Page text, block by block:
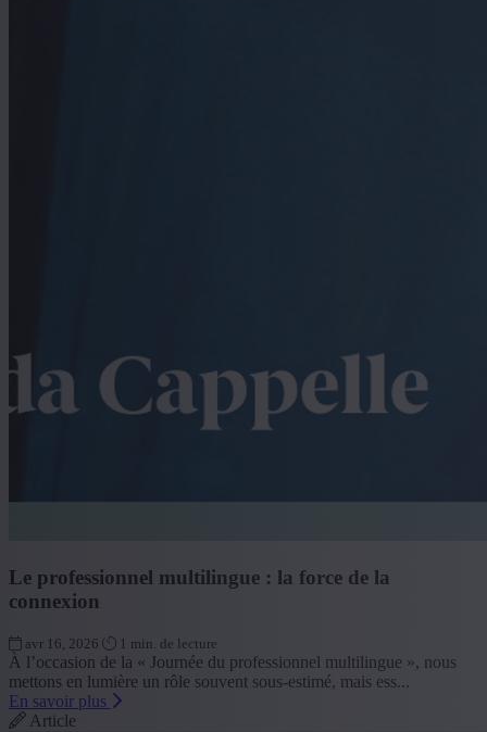
Le professionnel multilingue : la force de la
connexion
avr 16, 2026 1 min. de lecture
À l’occasion de la « Journée du professionnel multilingue », nous
mettons en lumière un rôle souvent sous-estimé, mais ess...
En savoir plus
Article